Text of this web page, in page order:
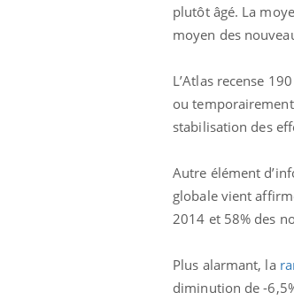
plutôt âgé. La
moyen des
L’Atlas recense
ou
stabilisation des
Autre élément
globale vient
2014 et 58% des
Plus alarmant, la
diminution de -